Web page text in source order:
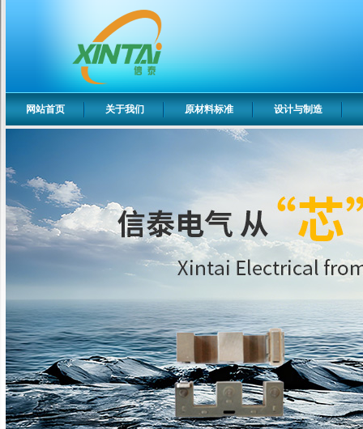
网站首页 关于我们 原材料标准 设计与制造